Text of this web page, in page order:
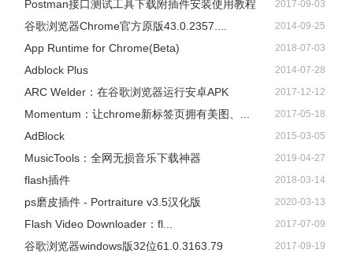
Postman接口测试工具下载附插件安装使用教程 2017-09-03
谷歌浏览器Chrome官方原版43.0.2357.... 2014-09-25
App Runtime for Chrome(Beta) 2018-07-03
Adblock Plus 2014-07-28
ARC Welder：在谷歌浏览器运行安卓APK 2017-12-12
Momentum：让chrome新标签页拥有美图、... 2017-05-18
AdBlock 2015-03-05
​MusicTools：全网无损音乐下载神器 2019-04-27
flash插件 2018-03-14
ps磨皮插件 - Portraiture v3.5汉化版 2020-03-13
Flash Video Downloader：fl... 2017-07-09
谷歌浏览器windows版32位61.0.3163.79 2017-09-19